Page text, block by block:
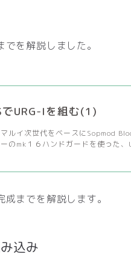
を解説しました。
でURG-Iを組む(1)
ルイ次世代をベースにSopmod
のmk１６ハンドガードを使った
までを解説します。
込み